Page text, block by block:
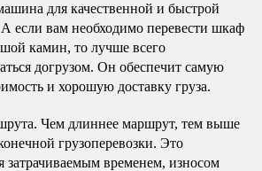
для качественной и быстрой
если вам необходимо перевести шкаф
камин, то лучше всего
догрузом. Он обеспечит самую
и хорошую доставку груза.
Чем длиннее маршрут, тем выше
грузоперевозки. Это
затрачиваемым временем, износом